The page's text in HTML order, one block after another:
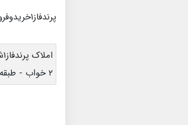
پرندفاز۱خریدوفروش آپارتمان
املاک پرندفاز۱شخصی ساز خیابان گنو- ۸۸ متری
۲ خواب - طبقه۲ - فول امکانات - سند دار